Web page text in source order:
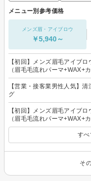
メニュー別参考価格
メンズ眉・アイブロウ
￥5,940～
【初回】メンズ眉毛アイブ
（眉毛毛流れパーマ+WAX+カ
【営業・接客業男性人気】
グ
【初回】メンズ眉毛アイブ
（眉毛毛流れパーマ+WAX+カ
すべ
そ